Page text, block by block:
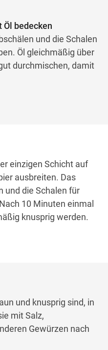
Öl bedecken
und die Schalen
Öl gleichmäßig über
durchmischen, damit
einzigen Schicht auf
ausbreiten. Das
und die Schalen für
10 Minuten einmal
knusprig werden.
und knusprig sind, in
mit Salz,
Gewürzen nach